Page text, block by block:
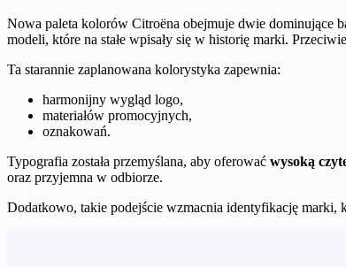
Nowa paleta kolorów Citroëna obejmuje dwie dominujące
modeli, które na stałe wpisały się w historię marki.
Ta starannie zaplanowana kolorystyka zapewnia:
harmonijny wygląd logo,
materiałów promocyjnych,
oznakowań.
Typografia została przemyślana, aby oferować wysoką
oraz przyjemna w odbiorze.
Dodatkowo, takie podejście wzmacnia identyfikację marki,